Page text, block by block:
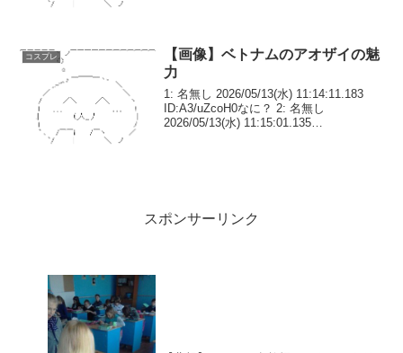
コスプレ
【画像】ベトナムのアオザイの魅
力
1: 名無し 2026/05/13(水) 11:14:11.183
ID:A3/uZcoH0なに？ 2: 名無し
2026/05/13(水) 11:15:01.135
スポンサーリンク